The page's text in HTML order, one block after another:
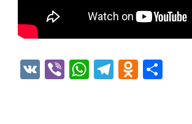
VK ViberWhatsApp
Telegram